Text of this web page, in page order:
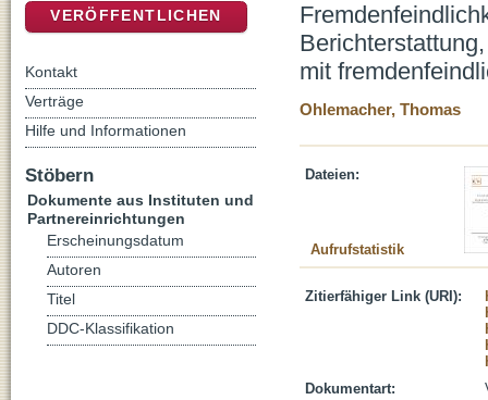
mit
Ohlemacher, Thomas
Dateien:
Aufrufstatistik
Zitierfähiger Link (URI):
Dokumentart:
VERÖFFENTLICHEN
Kontakt
Verträge
Hilfe und Informationen
Stöbern
Dokumente aus Instituten und
Partnereinrichtungen
Erscheinungsdatum
Autoren
Titel
DDC-Klassifikation